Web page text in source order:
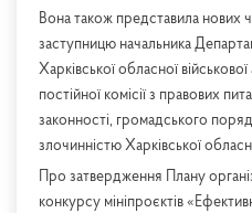
Вона також представила нових
заступницю начальника
Харківської обласної військової
постійної комісії з правових
законності, громадського
злочинністю Харківської
Про затвердження Плану
конкурсу мініпроєктів